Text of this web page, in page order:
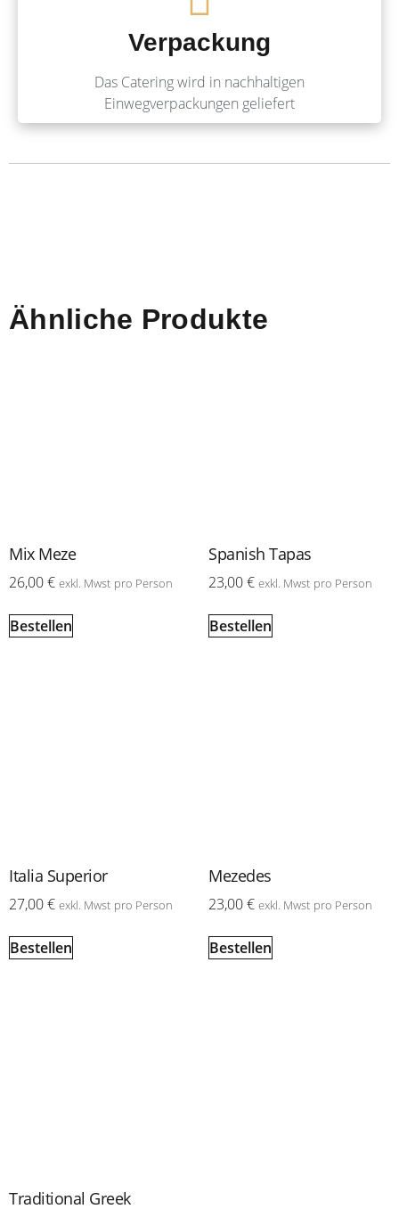
Verpackung
Das Catering wird in nachhaltigen
Einwegverpackungen geliefert
Ähnliche Produkte
Mix Meze
26,00€ exkl. Mwst pro Person
Bestellen
Spanish Tapas
23,00€ exkl. Mwst pro Person
Bestellen
Italia Superior
27,00€ exkl. Mwst pro Person
Bestellen
Mezedes
23,00€ exkl. Mwst pro Person
Bestellen
Traditional Greek